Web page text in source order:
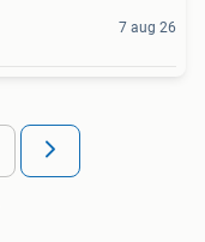
7 aug 26